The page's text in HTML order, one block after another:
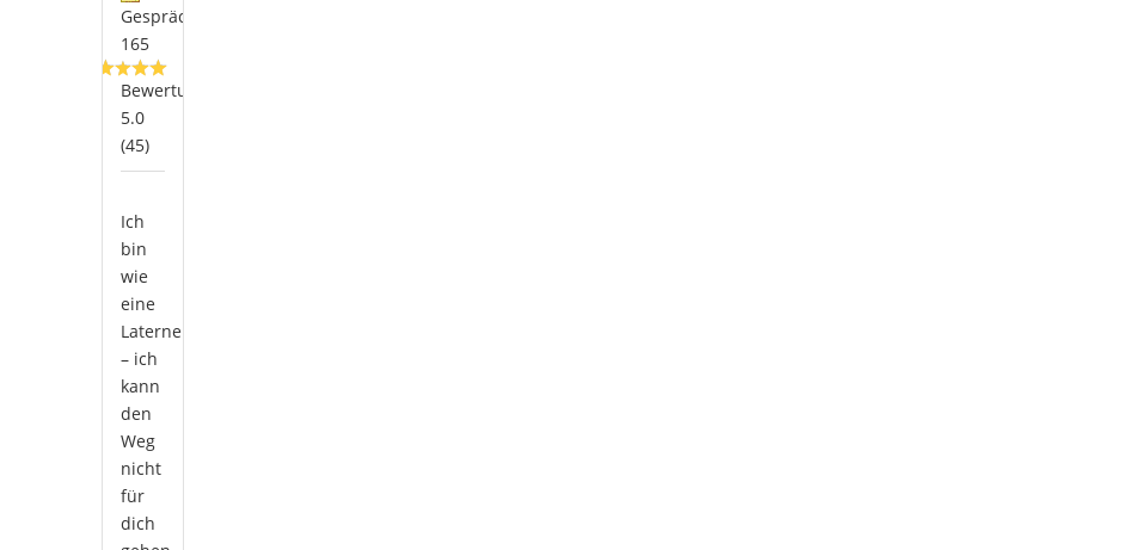
Gespräche:
165
Bewertung:
5.0
(45)
Ich
bin
wie
eine
Laterne
– ich
kann
den
Weg
nicht
für
dich